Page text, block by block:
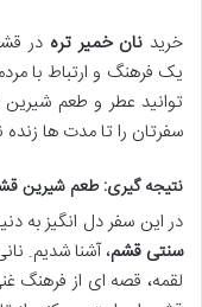
خرید نان خمیر تره در
یک فرهنگ و ارتباط با
توانید عطر و طعم
سفرتان را تا مدت ها زنده
نتیجه گیری: طعم شیرین
در این سفر دل انگیز به
سنتی قشم، آشنا شدیم.
لقمه، قصه ای از فرهنگ